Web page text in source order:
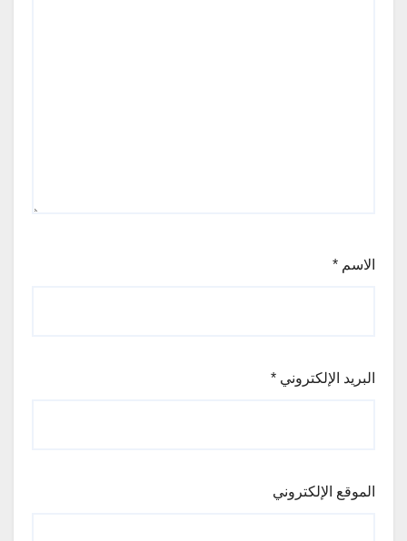
الاسم *
البريد الإلكتروني *
الموقع الإلكتروني